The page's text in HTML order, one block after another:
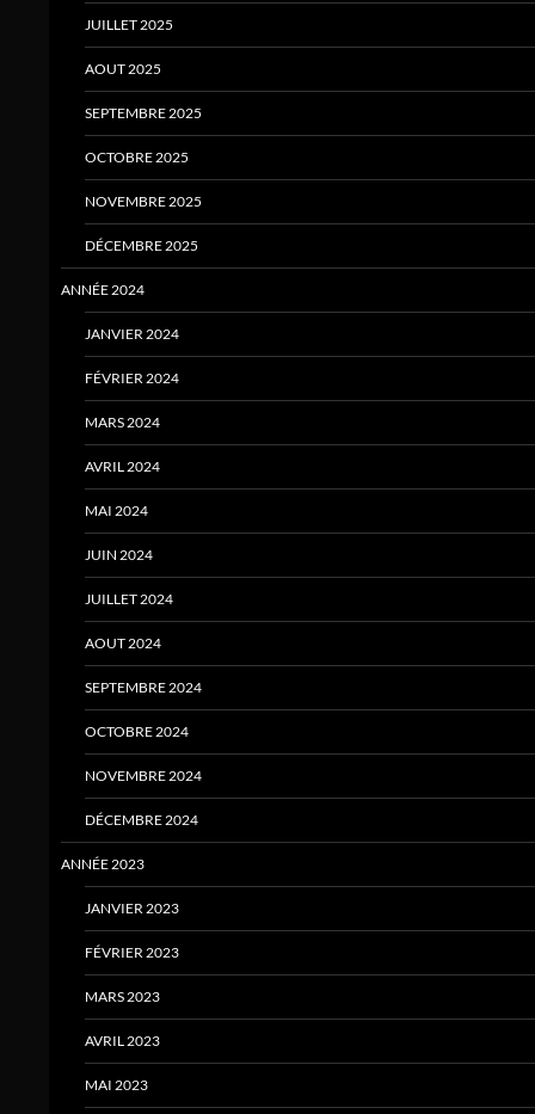
JUILLET 2025
AOUT 2025
SEPTEMBRE 2025
OCTOBRE 2025
NOVEMBRE 2025
DÉCEMBRE 2025
ANNÉE 2024
JANVIER 2024
FÉVRIER 2024
MARS 2024
AVRIL 2024
MAI 2024
JUIN 2024
JUILLET 2024
AOUT 2024
SEPTEMBRE 2024
OCTOBRE 2024
NOVEMBRE 2024
DÉCEMBRE 2024
ANNÉE 2023
JANVIER 2023
FÉVRIER 2023
MARS 2023
AVRIL 2023
MAI 2023